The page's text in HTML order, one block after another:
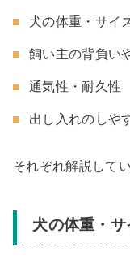
犬の体重・サイ
飼い主の背負い
通気性・耐久性
出し入れのしや
それぞれ解説して
犬の体重・